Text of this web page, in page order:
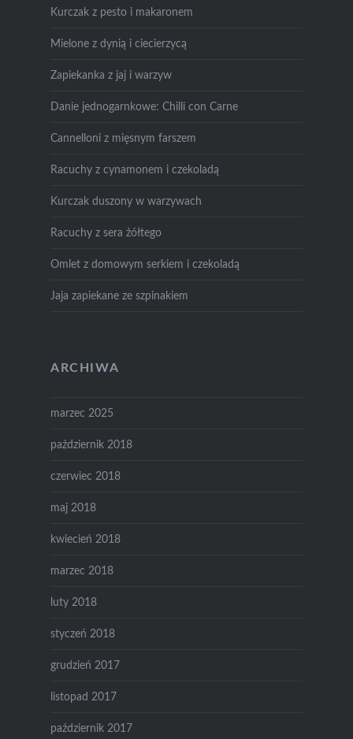
Kurczak z pesto i makaronem
Mielone z dynią i ciecierzycą
Zapiekanka z jaj i warzyw
Danie jednogarnkowe: Chilli con Carne
Cannelloni z mięsnym farszem
Racuchy z cynamonem i czekoladą
Kurczak duszony w warzywach
Racuchy z sera żółtego
Omlet z domowym serkiem i czekoladą
Jaja zapiekane ze szpinakiem
ARCHIWA
marzec 2025
październik 2018
czerwiec 2018
maj 2018
kwiecień 2018
marzec 2018
luty 2018
styczeń 2018
grudzień 2017
listopad 2017
październik 2017